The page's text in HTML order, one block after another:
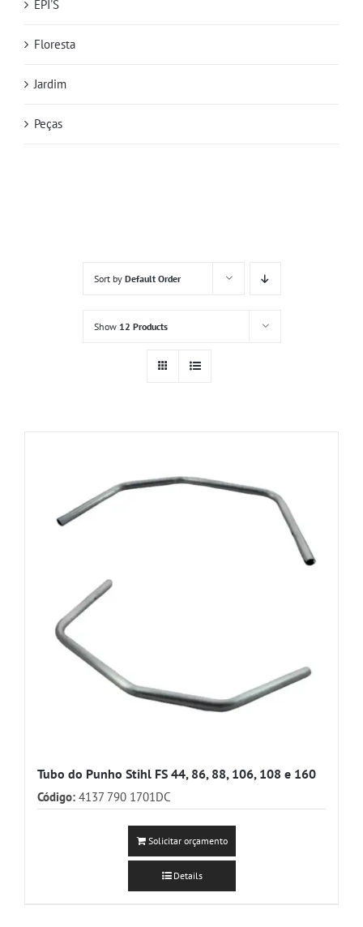
Sort by Default Order
Show 12 Products
Tubo do Punho Stihl FS 44, 86, 88, 106, 108 e 160
Código: 4137 790 1701DC
Solicitar orçamento
Details
EPI'S
Floresta
Jardim
Peças